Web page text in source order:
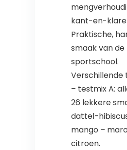
kant-en-
Praktische,
smaak van
sportschool.
Verschillende
– testmix A:
26 lekkere
dattel-
mango –
citroen.